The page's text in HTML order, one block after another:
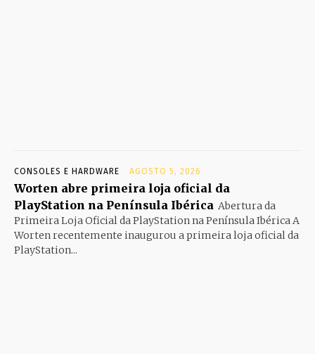
CONSOLES E HARDWARE AGOSTO 5, 2026
Worten abre primeira loja oficial da
PlayStation na Península Ibérica Abertura da
Primeira Loja Oficial da PlayStation na Península Ibérica A
Worten recentemente inaugurou a primeira loja oficial da
PlayStation...